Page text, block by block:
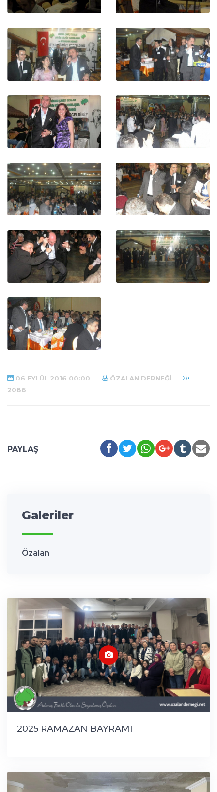
06 EYLÜL 2016 00:00
ÖZALAN DERNEĞI
2086
PAYLAŞ
Galeriler
Özalan
2025 RAMAZAN BAYRAMI